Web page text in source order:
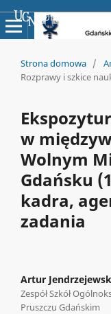
Strona domowa /
Rozprawy i szkice
w
Wolnym
Gdańsku
kadra,
zadania
Artur
Zespół Szkół
Pruszczu Gdańskim